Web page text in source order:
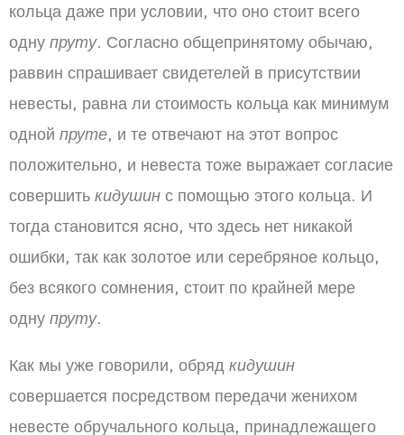
кольца даже при условии, что оно стоит всего
одну пруту. Согласно общепринятому обычаю,
раввин спрашивает свидетелей в присутствии
невесты, равна ли стоимость кольца как минимум
одной пруте, и те отвечают на этот вопрос
положительно, и невеста тоже выражает согласие
совершить кидушин с помощью этого кольца. И
тогда становится ясно, что здесь нет никакой
ошибки, так как золотое или серебряное кольцо,
без всякого сомнения, стоит по крайней мере
одну пруту.
Как мы уже говорили, обряд кидушин
совершается посредством передачи женихом
невесте обручального кольца, принадлежащего